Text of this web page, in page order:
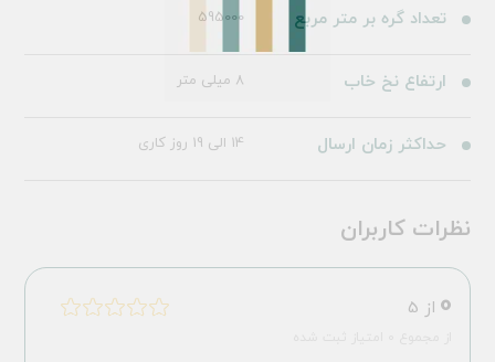
تعداد گره بر متر مربع 595000
ارتفاع نخ خاب 8 میلی متر
حداکثر زمان ارسال 14 الی 19 روز کاری
نظرات کاربران
0 از 5